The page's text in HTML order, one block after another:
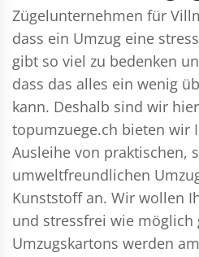
Zügelunternehmen für
dass ein Umzug eine
gibt so viel zu bedenken
dass das alles ein wenig
kann. Deshalb sind wir
topumzuege.ch bieten wir
Ausleihe von praktischen,
umweltfreundlichen
Kunststoff an. Wir wollen
und stressfrei wie möglich
Umzugskartons werden